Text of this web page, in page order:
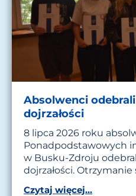
Absolwenci
dojrzałości
8 lipca 2026 roku
Ponadpodstawowych
w Busku-Zdroju
dojrzałości.
Czytaj więcej...